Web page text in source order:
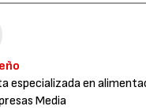
especializada en
Media